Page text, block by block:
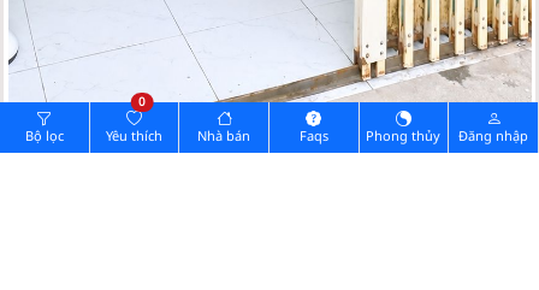
Bộ lọc
0
Yêu thích Nhà bán Faqs Phong thủy Đăng nhập